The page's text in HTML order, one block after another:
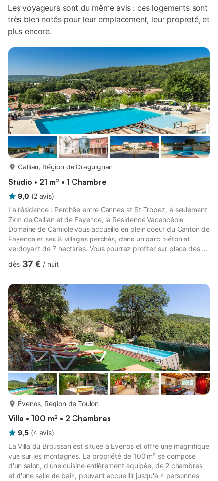
Les voyageurs sont du même avis : ces logements sont
très bien notés pour leur emplacement, leur propreté, et
plus encore.
Callian, Région de Draguignan
Studio • 21 m² • 1 Chambre
9,0 (2 avis)
La résidence : Perchée entre Cannes et St-Tropez, à seulement
7km de Callian et de Fayence, la Résidence Vacancéole
Domaine de Camiole vous accueille en plein coeur du Canton de
Fayence et ses 8 villages perchés, dans un parc piéton et
verdoyant de 7 hectares. Vous pourrez profiter sur place des 2
pataugeoire pour enfants, du terrain de pétanque, du tennis de
vous aimez faire rimer congés avec diversité et activités, votre
résidence de vacances en Provence est le lieu rêvé. De la t...
dès 37 € / nuit
Évenos, Région de Toulon
Villa • 100 m² • 2 Chambres
9,5 (4 avis)
La Villa du Broussan est située à Evenos et offre une magnifique
vue sur les montagnes. La propriété de 100 m² se compose
d'un salon, d'une cuisine entièrement équipée, de 2 chambres
et d'une salle de bain, pouvant accueillir jusqu'à 4 personnes.